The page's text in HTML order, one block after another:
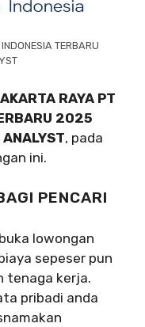
TERBARU
RAYA PT
2025
, pada
ini.
PENCARI
lowongan
sepeser pun
tenaga kerja.
pribadi anda